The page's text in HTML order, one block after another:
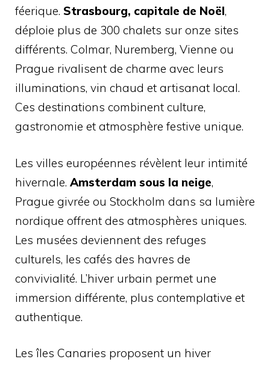
féerique. Strasbourg, capitale de Noël,
déploie plus de 300 chalets sur onze sites
différents. Colmar, Nuremberg, Vienne ou
Prague rivalisent de charme avec leurs
illuminations, vin chaud et artisanat local.
Ces destinations combinent culture,
gastronomie et atmosphère festive unique.
Les villes européennes révèlent leur intimité
hivernale. Amsterdam sous la neige,
Prague givrée ou Stockholm dans sa lumière
nordique offrent des atmosphères uniques.
Les musées deviennent des refuges
culturels, les cafés des havres de
convivialité. L’hiver urbain permet une
immersion différente, plus contemplative et
authentique.
Les îles Canaries proposent un hiver